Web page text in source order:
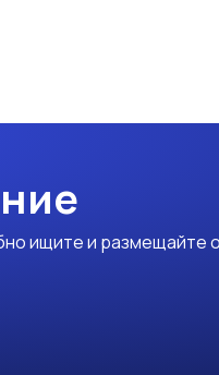
ищите и размещайте